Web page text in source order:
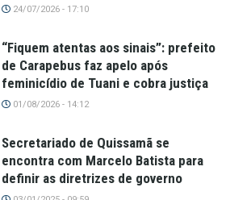
24/07/2026 - 17:10
“Fiquem atentas aos sinais”: prefeito
de Carapebus faz apelo após
feminicídio de Tuani e cobra justiça
01/08/2026 - 14:12
Secretariado de Quissamã se
encontra com Marcelo Batista para
definir as diretrizes de governo